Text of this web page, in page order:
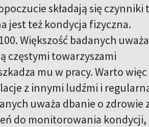
składają się czynniki
jest też kondycja fizyczna.
Większość badanych
częstymi towarzyszami
mu w pracy. Warto więc
z innymi ludźmi i
uważa dbanie o zdrowie
do monitorowania kondycji,